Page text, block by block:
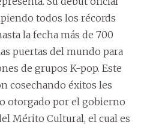
todos los récords
la fecha más de 700
puertas del mundo para
de grupos K-pop. Este
cosechando éxitos les
otorgado por el gobierno
Mérito Cultural, el cual es